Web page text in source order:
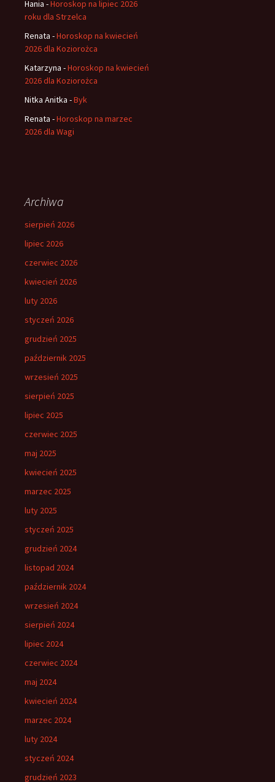
Hania -Horoskop na lipiec 2026
roku dla Strzelca
Renata -Horoskop na kwiecień
2026 dla Koziorożca
Katarzyna -Horoskop na kwiecień
2026 dla Koziorożca
Nitka Anitka -Byk
Renata -Horoskop na marzec
2026 dla Wagi
Archiwa
sierpień 2026
lipiec 2026
czerwiec 2026
kwiecień 2026
luty 2026
styczeń 2026
grudzień 2025
październik 2025
wrzesień 2025
sierpień 2025
lipiec 2025
czerwiec 2025
maj 2025
kwiecień 2025
marzec 2025
luty 2025
styczeń 2025
grudzień 2024
listopad 2024
październik 2024
wrzesień 2024
sierpień 2024
lipiec 2024
czerwiec 2024
maj 2024
kwiecień 2024
marzec 2024
luty 2024
styczeń 2024
grudzień 2023